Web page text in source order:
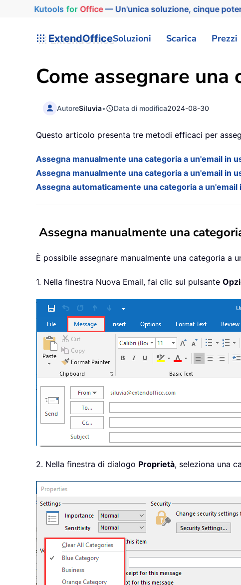
Kutools for Office— Un'unica soluzione, cinque
ExtendOfficeSoluzioni Scarica Prezzi
Come assegnare
AutoreSiluvia• Data di modifica2024-08-30
Questo articolo presenta tre metodi efficaci per
Assegna manualmente una categoria a un'email in
Assegna manualmente una categoria a un'email in
Assegna automaticamente una categoria a
Assegna manualmente una
È possibile assegnare manualmente una categoria a
1. Nella finestra Nuova Email, fai clic sul pulsante
2. Nella finestra di dialogo Proprietà, seleziona una